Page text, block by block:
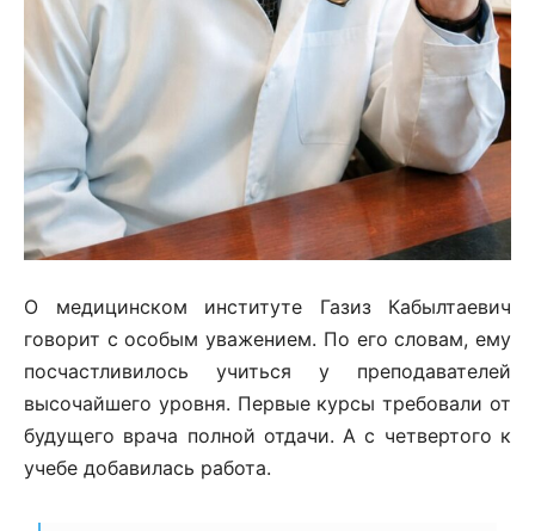
О медицинском институте Газиз Кабылтаевич
говорит с особым уважением. По его словам, ему
посчастливилось учиться у преподавателей
высочайшего уровня. Первые курсы требовали от
будущего врача полной отдачи. А с четвертого к
учебе добавилась работа.